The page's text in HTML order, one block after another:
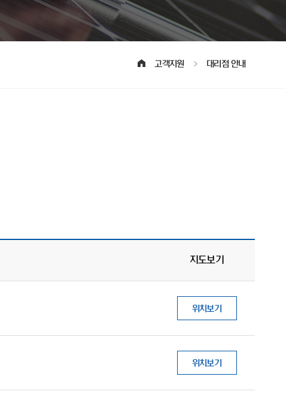
고객지원 대리점 안내
지도보기
위치보기
위치보기